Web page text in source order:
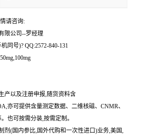
请咨询:
限公司--罗经理
同号)? QQ:2572-840-131
产以及注册申报,随货资料含
亦可提供含量测定数据、二维核磁、CNMR、
也可按需分装,按需定制。
剂(国内参比,国外代购和一次性进口)业务,美国,